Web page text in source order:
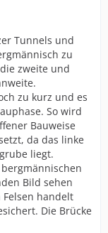
Tunnels und
zu
zweite und
zu kurz und es
So wird
Bauweise
da das linke
liegt.
Bild sehen
Felsen handelt
Die Brücke